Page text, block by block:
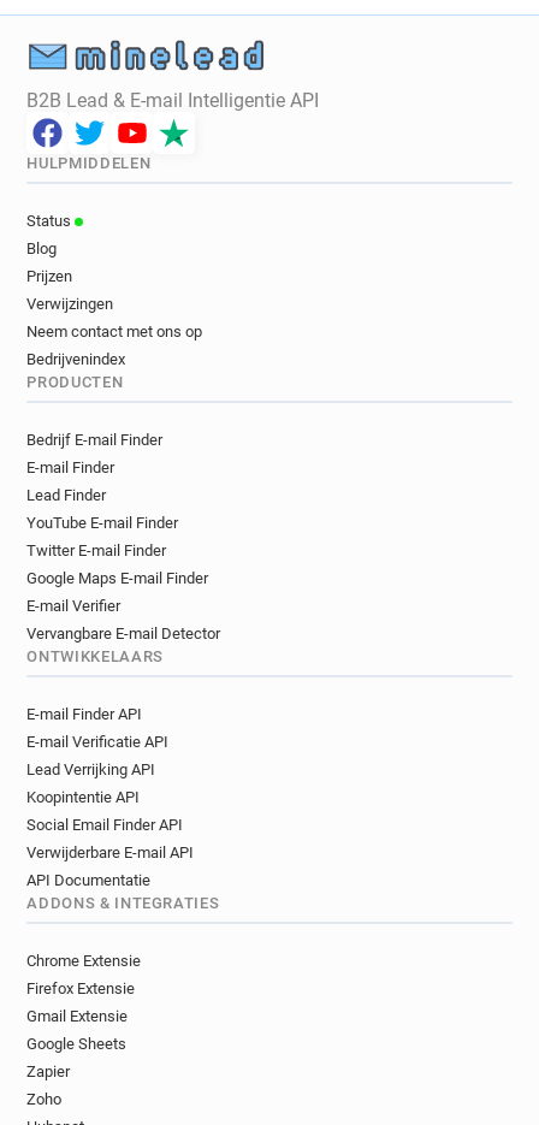
B2B Lead & E-mail Intelligentie API
HULPMIDDELEN
Status
Blog
Prijzen
Verwijzingen
Neem contact met ons op
Bedrijvenindex
PRODUCTEN
Bedrijf E-mail Finder
E-mail Finder
Lead Finder
YouTube E-mail Finder
Twitter E-mail Finder
Google Maps E-mail Finder
E-mail Verifier
Vervangbare E-mail Detector
ONTWIKKELAARS
E-mail Finder API
E-mail Verificatie API
Lead Verrijking API
Koopintentie API
Social Email Finder API
Verwijderbare E-mail API
API Documentatie
ADDONS & INTEGRATIES
Chrome Extensie
Firefox Extensie
Gmail Extensie
Google Sheets
Zapier
Zoho